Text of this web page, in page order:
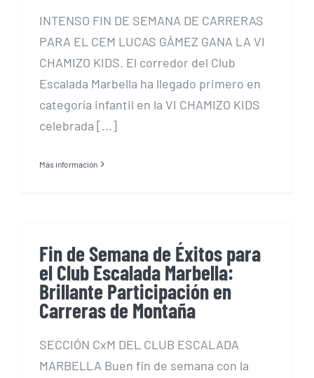
INTENSO FIN DE SEMANA DE CARRERAS
PARA EL CEM LUCAS GÁMEZ GANA LA VI
CHAMIZO KIDS. El corredor del Club
Escalada Marbella ha llegado primero en
categoría infantil en la VI CHAMIZO KIDS
celebrada [...]
Más información
Fin de Semana de Éxitos para
el Club Escalada Marbella:
Brillante Participación en
Carreras de Montaña
SECCIÓN CxM DEL CLUB ESCALADA
MARBELLA Buen fin de semana con la